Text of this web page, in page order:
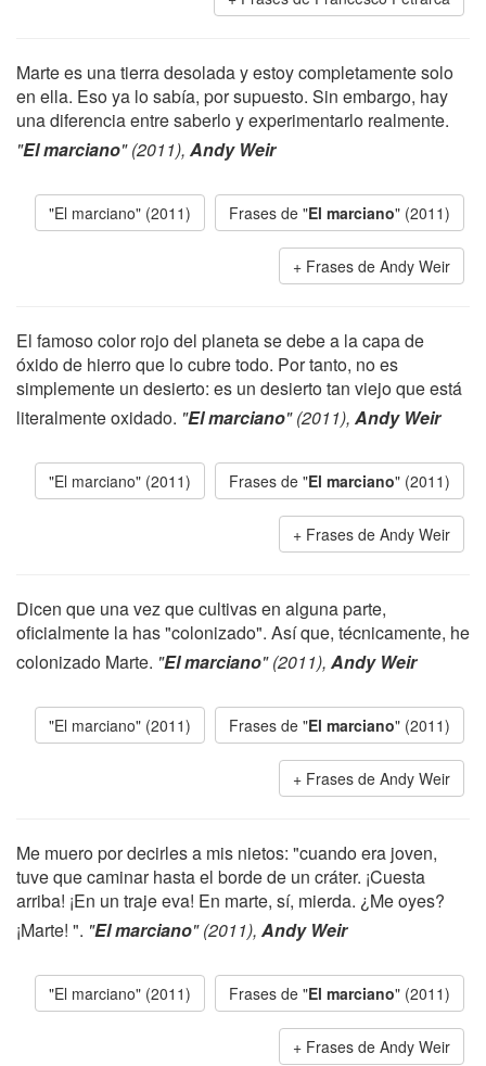
Marte es una tierra desolada y estoy completamente solo
en ella. Eso ya lo sabía, por supuesto. Sin embargo, hay
una diferencia entre saberlo y experimentarlo realmente.
"El marciano" (2011), Andy Weir
"El marciano" (2011) Frases de "El marciano" (2011)
Frases de Andy Weir
El famoso color rojo del planeta se debe a la capa de
óxido de hierro que lo cubre todo. Por tanto, no es
simplemente un desierto: es un desierto tan viejo que está
literalmente oxidado. "El marciano" (2011), Andy Weir
"El marciano" (2011) Frases de "El marciano" (2011)
Frases de Andy Weir
Dicen que una vez que cultivas en alguna parte,
oficialmente la has "colonizado". Así que, técnicamente, he
colonizado Marte. "El marciano" (2011), Andy Weir
"El marciano" (2011) Frases de "El marciano" (2011)
Frases de Andy Weir
Me muero por decirles a mis nietos: "cuando era joven,
tuve que caminar hasta el borde de un cráter. ¡Cuesta
arriba! ¡En un traje eva! En marte, sí, mierda. ¿Me oyes?
¡Marte! ". "El marciano" (2011), Andy Weir
"El marciano" (2011) Frases de "El marciano" (2011)
Frases de Andy Weir